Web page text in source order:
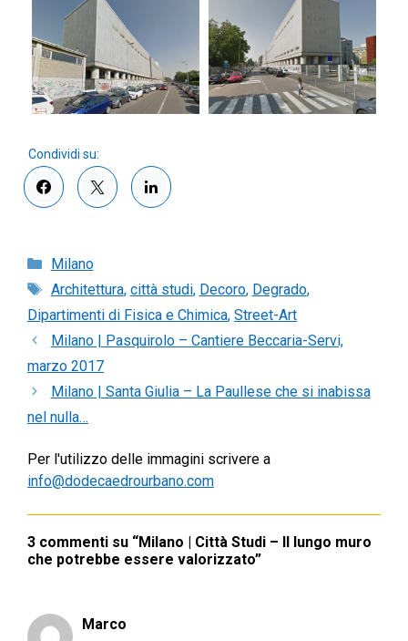
Categorie
Milano
Tag
Architettura, città studi, Decoro, Degrado,
Dipartimenti di Fisica e Chimica, Street-Art
Milano | Pasquirolo – Cantiere Beccaria-Servi,
marzo 2017
Milano | Santa Giulia – La Paullese che si inabissa
nel nulla…
Per l'utilizzo delle immagini scrivere a
info@dodecaedrourbano.com
3 commenti su “Milano | Città Studi – Il lungo muro
che potrebbe essere valorizzato”
Marco